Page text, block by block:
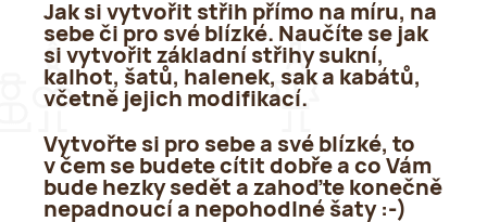
Jak si vytvořit střih přímo na míru, na
sebe či pro své blízké. Naučíte se jak
si vytvořit základní střihy sukní,
kalhot, šatů, halenek, sak a kabátů,
včetně jejich modifikací.
Vytvořte si pro sebe a své blízké, to
v čem se budete cítit dobře a co Vám
bude hezky sedět a zahoďte konečně
nepadnoucí a nepohodlné šaty :-)